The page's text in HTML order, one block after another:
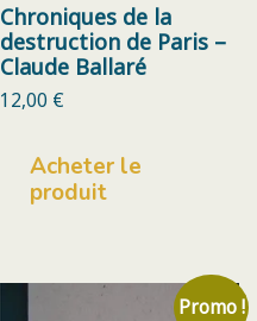
Chroniques de la
destruction de Paris –
Claude Ballaré
12,00 €
Acheter le
produit
Promo !